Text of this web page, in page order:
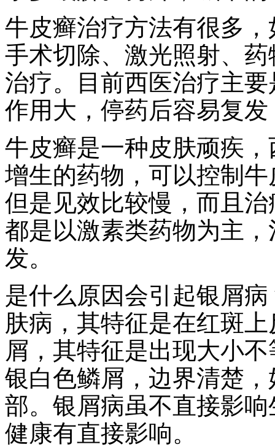
牛皮癣治疗方法有很多
手术切除、激光照射、
治疗。目前西医治疗主
作用大，停药后容易复
牛皮癣是一种皮肤顽疾
增生的药物，可以控制
但是见效比较慢，而且
都是以激素类药物为主
发。
是什么原因会引起银屑
肤病，其特征是在红斑
屑，其特征是出现大小
银白色鳞屑，边界清楚
部。银屑病虽不直接影
健康有直接影响。